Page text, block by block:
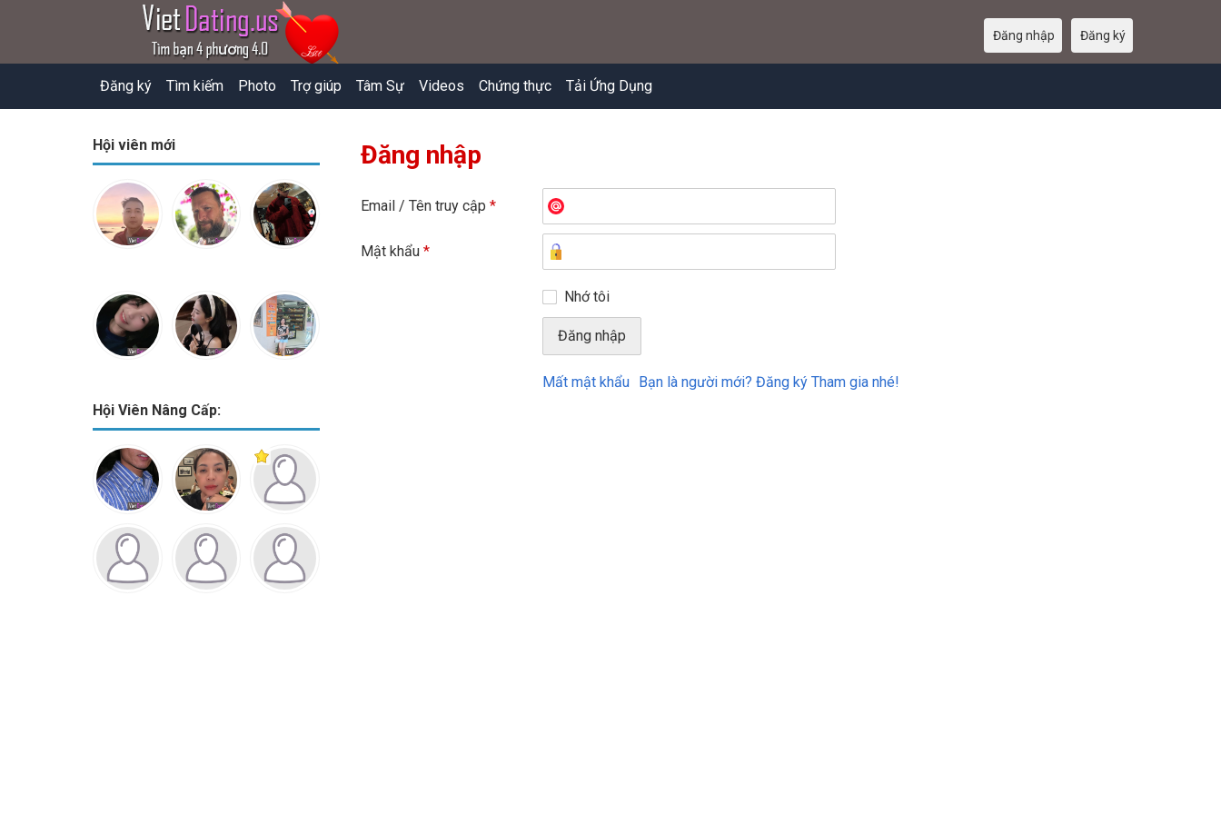
Đăng ký Tìm kiếm Photo Trợ giúp Tâm Sự Videos Chứng thực Tải Ứng Dụng
Đăng nhập Đăng ký
Hội viên mới
Hội Viên Nâng Cấp:
Đăng nhập
Email / Tên truy cập *
Mật khẩu *
Nhớ tôi
Mất mật khẩu Bạn là người mới? Đăng ký Tham gia nhé!